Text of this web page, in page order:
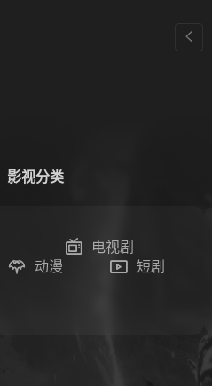
影视分类
电视剧
动漫 短剧